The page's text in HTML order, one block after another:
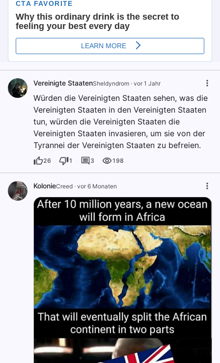
Vereinigte StaatenSheldyndrom · vor 1 Jahr
Würden die Vereinigten Staaten sehen, was die
Vereinigten Staaten in den Vereinigten Staaten
tun, würden die Vereinigten Staaten die
Vereinigten Staaten invasieren, um sie von der
Tyrannei der Vereinigten Staaten zu befreien.
26 1 3 198
KolonieCreed · vor 6 Monaten